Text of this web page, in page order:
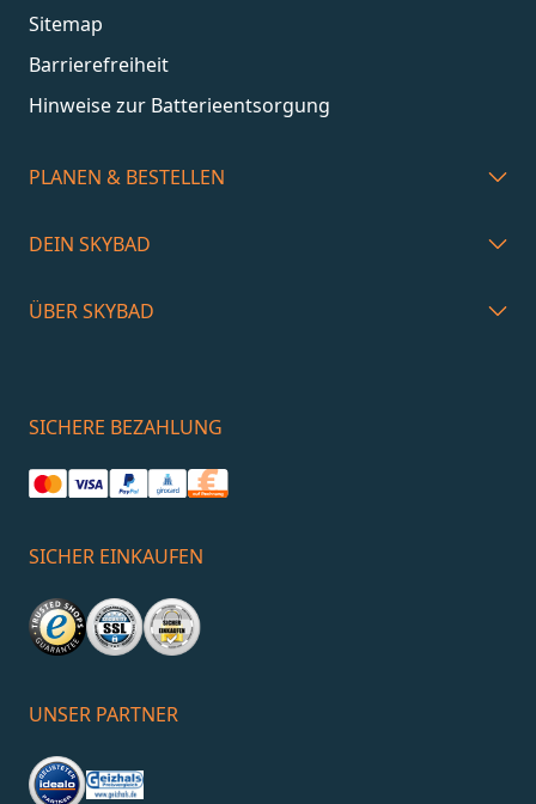
Sitemap
Barrierefreiheit
Hinweise zur Batterieentsorgung
PLANEN & BESTELLEN
DEIN SKYBAD
ÜBER SKYBAD
SICHERE BEZAHLUNG
SICHER EINKAUFEN
UNSER PARTNER